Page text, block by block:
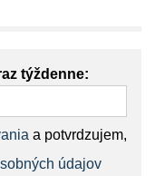
týždenne:
a potvrdzujem,
údajov